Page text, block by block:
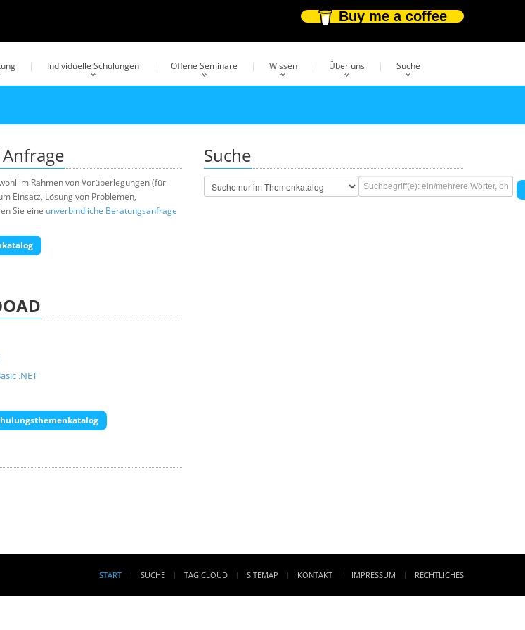
Buy me a coffee
Individuelle Schulungen Offene Seminare Wissen Über uns Suche
im Rahmen von Vorüberlegungen (für
Einsatz, Lösung von Problemen,
Sie eine unverbindliche Beratungsanfrage
.NET
Suche
START SUCHE TAG CLOUD SITEMAP KONTAKT IMPRESSUM RECHTLICHES